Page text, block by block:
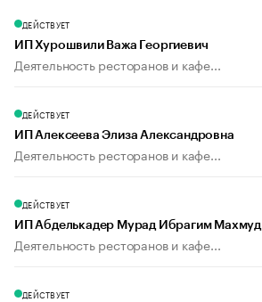
ДЕЙСТВУЕТ
ИП Хурошвили Важа Георгиевич
Деятельность ресторанов и кафе...
ДЕЙСТВУЕТ
ИП Алексеева Элиза Александровна
Деятельность ресторанов и кафе...
ДЕЙСТВУЕТ
ИП Абделькадер Мурад Ибрагим Махмуд
Деятельность ресторанов и кафе...
ДЕЙСТВУЕТ